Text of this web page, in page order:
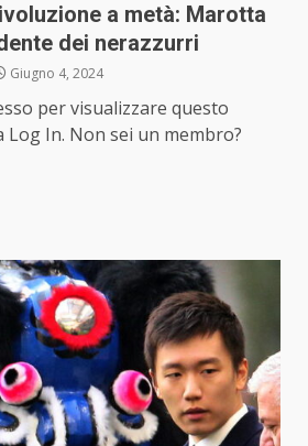
a metà: Marotta
dei nerazzurri
Giugno 4, 2024
per visualizzare questo
Log In. Non sei un membro?